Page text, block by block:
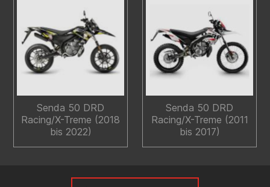
Senda 50 DRD
Racing/X-Treme (2018
bis 2022)
Senda 50 DRD
Racing/X-Treme (2011
bis 2017)